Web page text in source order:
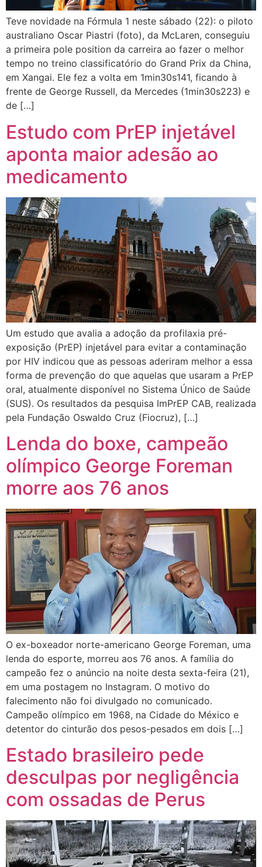
Teve novidade na Fórmula 1 neste sábado (22): o piloto
australiano Oscar Piastri (foto), da McLaren, conseguiu
a primeira pole position da carreira ao fazer o melhor
tempo no treino classificatório do Grand Prix da China,
em Xangai. Ele fez a volta em 1min30s141, ficando à
frente de George Russell, da Mercedes (1min30s223) e
de […]
Estudo com PrEP injetável
aponta maior adesão ao
medicamento
Um estudo que avalia a adoção da profilaxia pré-
exposição (PrEP) injetável para evitar a contaminação
por HIV indicou que as pessoas aderiram melhor a essa
forma de prevenção do que aquelas que usaram a PrEP
oral, atualmente disponível no Sistema Único de Saúde
(SUS). Os resultados da pesquisa ImPrEP CAB, realizada
pela Fundação Oswaldo Cruz (Fiocruz), […]
Lenda do boxe, campeão
olímpico George Foreman
morre aos 76 anos
O ex-boxeador norte-americano George Foreman, uma
lenda do esporte, morreu aos 76 anos. A família do
campeão fez o anúncio na noite desta sexta-feira (21),
em uma postagem no Instagram. O motivo do
falecimento não foi divulgado no comunicado.
Campeão olímpico em 1968, na Cidade do México e
detentor do cinturão dos pesos-pesados em dois […]
Estado brasileiro pede
desculpas por negligência
com ossadas de Perus